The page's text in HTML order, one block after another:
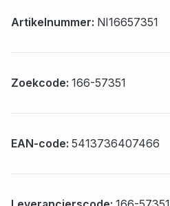
Artikelnummer: NI16657351
Zoekcode: 166-57351
EAN-code: 5413736407466